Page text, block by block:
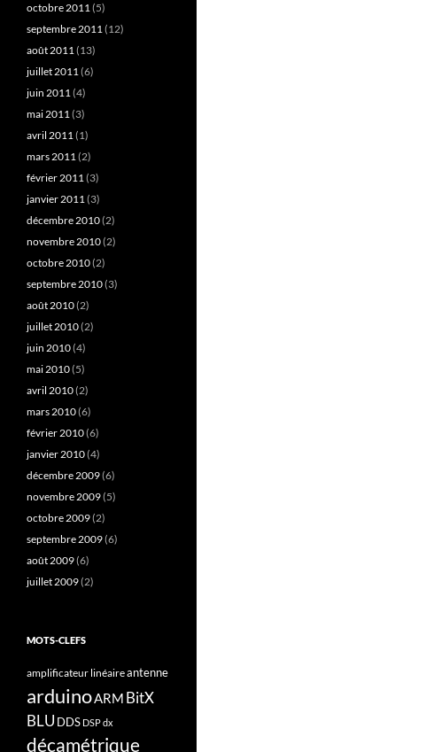
octobre 2011(5)
septembre 2011(12)
août 2011(13)
juillet 2011(6)
juin 2011(4)
mai 2011(3)
avril 2011(1)
mars 2011(2)
février 2011(3)
janvier 2011(3)
décembre 2010(2)
novembre 2010(2)
octobre 2010(2)
septembre 2010(3)
août 2010(2)
juillet 2010(2)
juin 2010(4)
mai 2010(5)
avril 2010(2)
mars 2010(6)
février 2010(6)
janvier 2010(4)
décembre 2009(6)
novembre 2009(5)
octobre 2009(2)
septembre 2009(6)
août 2009(6)
juillet 2009(2)
MOTS-CLEFS
amplificateur linéaireantenne
arduinoARM BitX
BLU DDS DSPdx
décamétrique